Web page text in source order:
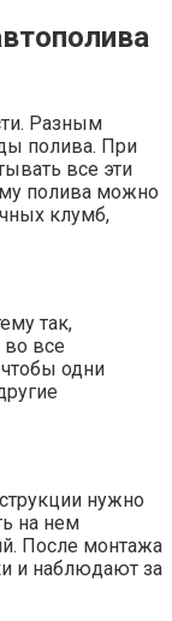
Разным
полива. При
все эти
полива можно
клумб,
так,
все
одни
нужно
на нем
После монтажа
и наблюдают за